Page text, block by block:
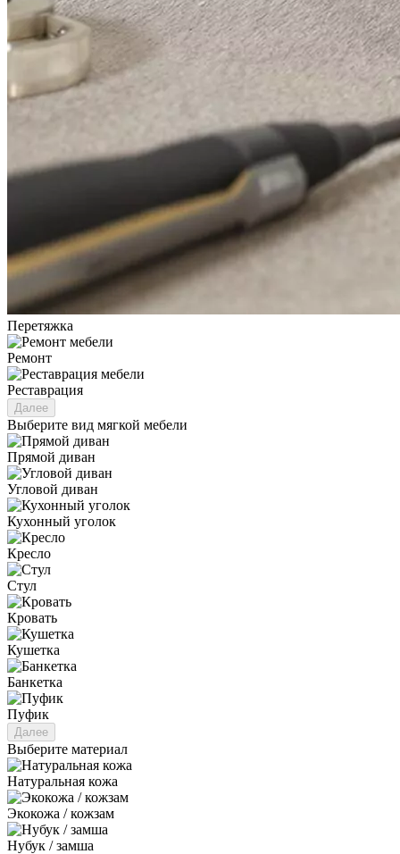
Перетяжка
Ремонт
Реставрация
Далее
Выберите вид мягкой мебели
Прямой диван
Угловой диван
Кухонный уголок
Кресло
Стул
Кровать
Кушетка
Банкетка
Пуфик
Далее
Выберите материал
Натуральная кожа
Экокожа / кожзам
Нубук / замша